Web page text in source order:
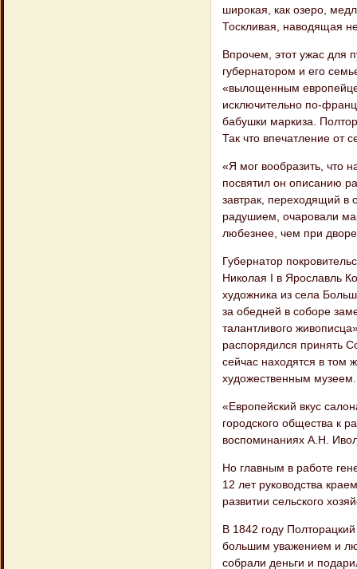
широкая, как озеро,
Тоскливая, наводящая
Впрочем, этот ужас для
губернатором и его
«вылощенным
исключительно по-
бабушки маркиза.
Так что впечатление от
«Я мог вообразить, что
посвятил он описанию
завтрак, переходящий в
радушием, очаровали
любезнее, чем при
Губернатор
Николая I в Ярославль
художника из села
за обедней в соборе
талантливого
распорядился принять
сейчас находятся в том
художественным музеем.
«Европейский вкус
городского общества к
воспоминаниях А.Н.
Но главным в работе
12 лет руководства
развитии сельского
В 1842 году
большим уважением и
собрали деньги и